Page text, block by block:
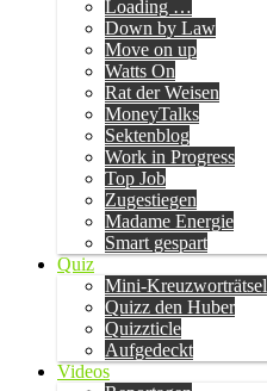
Loading …
Down by Law
Move on up
Watts On
Rat der Weisen
MoneyTalks
Sektenblog
Work in Progress
Top Job
Zugestiegen
Madame Energie
Smart gespart
Quiz
Mini-Kreuzworträtsel
Quizz den Huber
Quizzticle
Aufgedeckt
Videos